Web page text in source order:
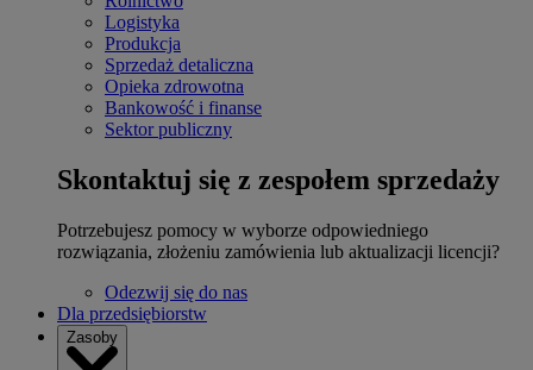
Logistyka
Produkcja
Sprzedaż detaliczna
Opieka zdrowotna
Bankowość i finanse
Sektor publiczny
Skontaktuj się z zespołem sprzedaży
Potrzebujesz pomocy w wyborze odpowiedniego
rozwiązania, złożeniu zamówienia lub aktualizacji licencji?
Odezwij się do nas
Dla przedsiębiorstw
Zasoby